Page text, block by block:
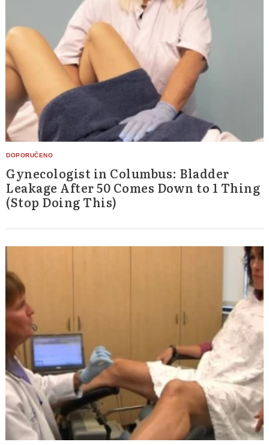
Gynecologist in Columbus: Bladder
Leakage After 50 Comes Down to 1 Thing
(Stop Doing This)